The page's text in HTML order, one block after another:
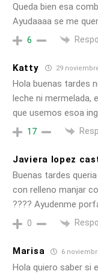
Queda bien esa
Ayudaaaa se me
6
Katty 29
Hola buenas tardes
leche ni mermelada,
que usemos esoa
17
Javiera lopez
Buenas tardes
con relleno manjar
???? Ayudenme
0
Marisa 6
Hola quiero saber si